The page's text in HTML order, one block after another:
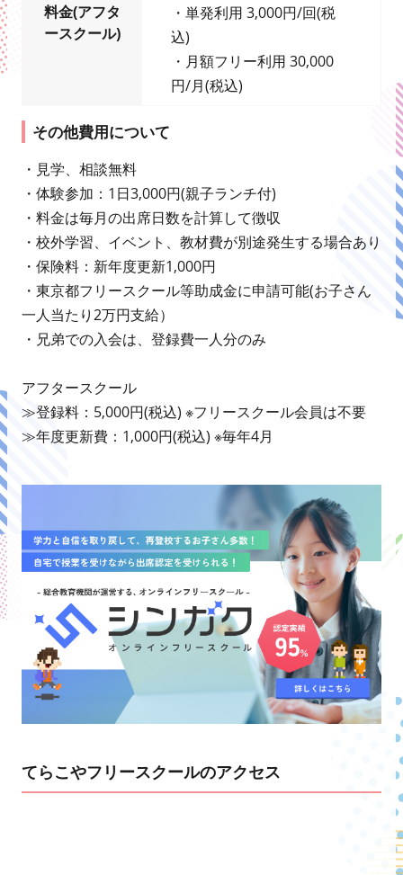
料金(アフタ
ースクール)
・単発利用 3,000円/回(税
込)
・月額フリー利用 30,000
円/月(税込)
その他費用について
・見学、相談無料
・体験参加：1日3,000円(親子ランチ付)
・料金は毎月の出席日数を計算して徴収
・校外学習、イベント、教材費が別途発生する場合あり
・保険料：新年度更新1,000円
・東京都フリースクール等助成金に申請可能(お子さん
一人当たり2万円支給）
・兄弟での入会は、登録費一人分のみ
アフタースクール
≫登録料：5,000円(税込) ※フリースクール会員は不要
≫年度更新費：1,000円(税込) ※毎年4月
てらこやフリースクールのアクセス